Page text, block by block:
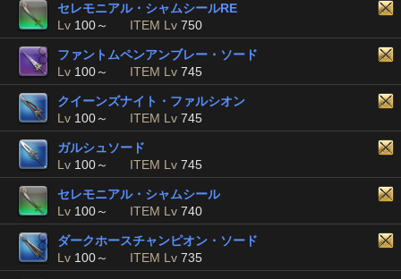
セレモニアル・シャムシールRE
Lv 100～ ITEM Lv 750
ファントムペンアンブレー・ソード
Lv 100～ ITEM Lv 745
クイーンズナイト・ファルシオン
Lv 100～ ITEM Lv 745
ガルシュソード
Lv 100～ ITEM Lv 745
セレモニアル・シャムシール
Lv 100～ ITEM Lv 740
ダークホースチャンピオン・ソード
Lv 100～ ITEM Lv 735